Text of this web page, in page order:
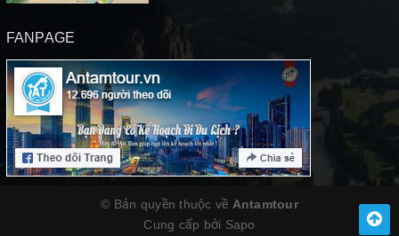
FANPAGE
© Bản quyền thuộc về Antamtour
Cung cấp bởi Sapo